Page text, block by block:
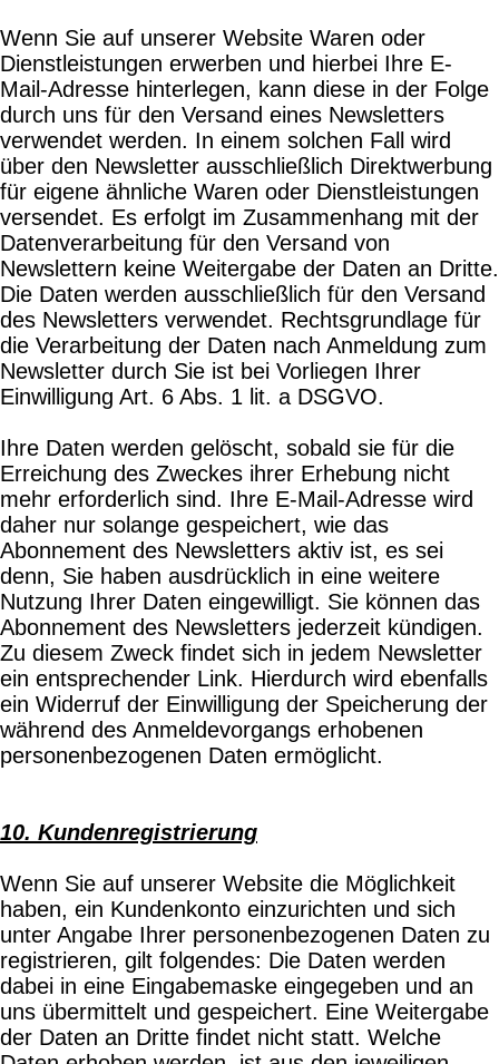
Wenn Sie auf unserer Website Waren oder
Dienstleistungen erwerben und hierbei Ihre E-
Mail-Adresse hinterlegen, kann diese in der Folge
durch uns für den Versand eines Newsletters
verwendet werden. In einem solchen Fall wird
über den Newsletter ausschließlich Direktwerbung
für eigene ähnliche Waren oder Dienstleistungen
versendet. Es erfolgt im Zusammenhang mit der
Datenverarbeitung für den Versand von
Newslettern keine Weitergabe der Daten an Dritte.
Die Daten werden ausschließlich für den Versand
des Newsletters verwendet. Rechtsgrundlage für
die Verarbeitung der Daten nach Anmeldung zum
Newsletter durch Sie ist bei Vorliegen Ihrer
Einwilligung Art. 6 Abs. 1 lit. a DSGVO.
Ihre Daten werden gelöscht, sobald sie für die
Erreichung des Zweckes ihrer Erhebung nicht
mehr erforderlich sind. Ihre E-Mail-Adresse wird
daher nur solange gespeichert, wie das
Abonnement des Newsletters aktiv ist, es sei
denn, Sie haben ausdrücklich in eine weitere
Nutzung Ihrer Daten eingewilligt. Sie können das
Abonnement des Newsletters jederzeit kündigen.
Zu diesem Zweck findet sich in jedem Newsletter
ein entsprechender Link. Hierdurch wird ebenfalls
ein Widerruf der Einwilligung der Speicherung der
während des Anmeldevorgangs erhobenen
personenbezogenen Daten ermöglicht.
10. Kundenregistrierung
Wenn Sie auf unserer Website die Möglichkeit
haben, ein Kundenkonto einzurichten und sich
unter Angabe Ihrer personenbezogenen Daten zu
registrieren, gilt folgendes: Die Daten werden
dabei in eine Eingabemaske eingegeben und an
uns übermittelt und gespeichert. Eine Weitergabe
der Daten an Dritte findet nicht statt. Welche